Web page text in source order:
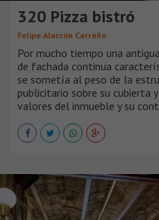
320 Pizza bistró
Felipe Alarcón Carreño
Por mucho tiempo una
de fachada continua
se sometía al peso de la
publicitario sobre su cubierta
valores del inmueble y su